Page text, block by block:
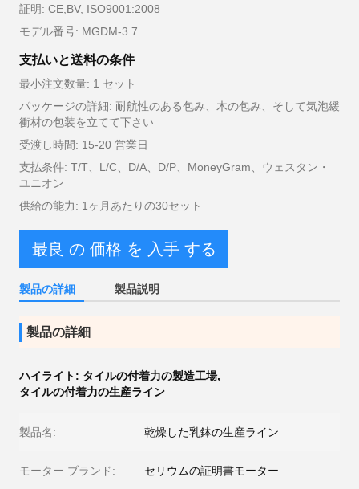
証明: CE,BV, ISO9001:2008
モデル番号: MGDM-3.7
支払いと送料の条件
最小注文数量: 1 セット
パッケージの詳細: 耐航性のある包み、木の包み、そして気泡緩
衝材の包装を立てて下さい
受渡し時間: 15-20 営業日
支払条件: T/T、L/C、D/A、D/P、MoneyGram、ウェスタン・
ユニオン
供給の能力: 1ヶ月あたりの30セット
最良 の 価格 を 入手 する
製品の詳細 製品説明
製品の詳細
ハイライト: タイルの付着力の製造工場,
タイルの付着力の生産ライン
製品名: 乾燥した乳鉢の生産ライン
モーター ブランド: セリウムの証明書モーター